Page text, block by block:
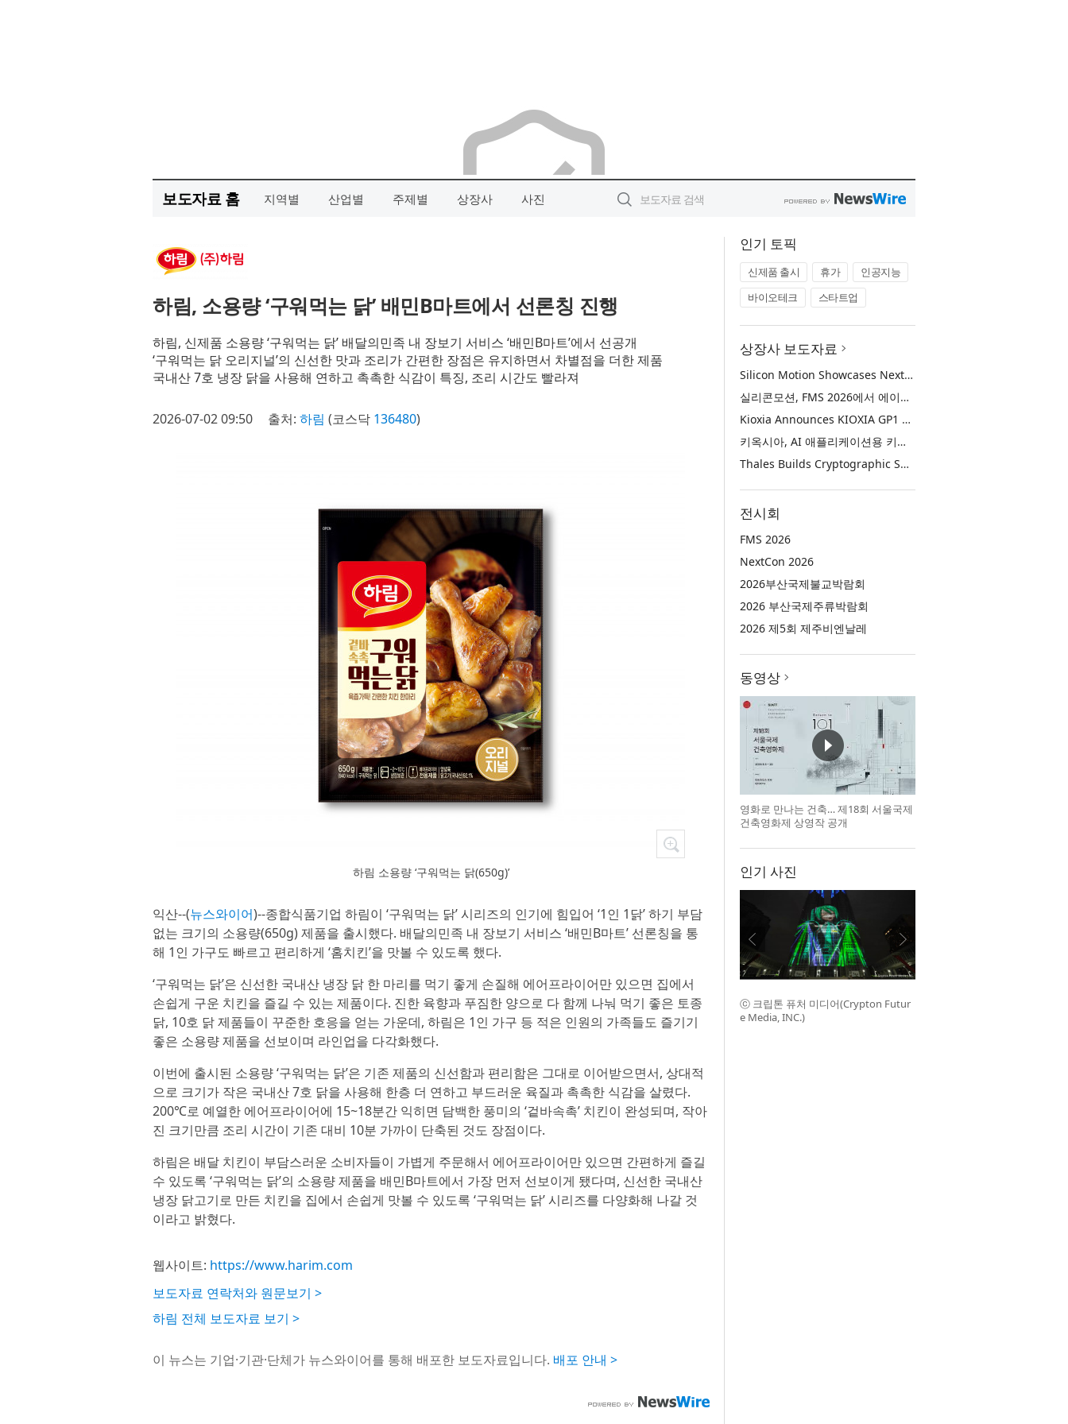
보도자료 홈 지역별 산업별 주제별 상장사 사진
하림, 소용량 ‘구워먹는 닭’ 배민B마트에서 선론칭 진행
하림, 신제품 소용량 ‘구워먹는 닭’ 배달의민족 내 장보기 서비스 ‘배민B마트’에서 선공개
‘구워먹는 닭 오리지널’의 신선한 맛과 조리가 간편한 장점은 유지하면서 차별점을 더한 제품
국내산 7호 냉장 닭을 사용해 연하고 촉촉한 식감이 특징, 조리 시간도 빨라져
2026-07-02 09:50 출처: 하림 (코스닥 136480)
하림 소용량 ‘구워먹는 닭(650g)’
익산--(뉴스와이어)--종합식품기업 하림이 ‘구워먹는 닭’ 시리즈의 인기에 힘입어 ‘1인 1닭’ 하기 부담
없는 크기의 소용량(650g) 제품을 출시했다. 배달의민족 내 장보기 서비스 ‘배민B마트’ 선론칭을 통
해 1인 가구도 빠르고 편리하게 ‘홈치킨’을 맛볼 수 있도록 했다.
‘구워먹는 닭’은 신선한 국내산 냉장 닭 한 마리를 먹기 좋게 손질해 에어프라이어만 있으면 집에서
손쉽게 구운 치킨을 즐길 수 있는 제품이다. 진한 육향과 푸짐한 양으로 다 함께 나눠 먹기 좋은 토종
닭, 10호 닭 제품들이 꾸준한 호응을 얻는 가운데, 하림은 1인 가구 등 적은 인원의 가족들도 즐기기
좋은 소용량 제품을 선보이며 라인업을 다각화했다.
이번에 출시된 소용량 ‘구워먹는 닭’은 기존 제품의 신선함과 편리함은 그대로 이어받으면서, 상대적
으로 크기가 작은 국내산 7호 닭을 사용해 한층 더 연하고 부드러운 육질과 촉촉한 식감을 살렸다.
200℃로 예열한 에어프라이어에 15~18분간 익히면 담백한 풍미의 ‘겉바속촉’ 치킨이 완성되며, 작아
진 크기만큼 조리 시간이 기존 대비 10분 가까이 단축된 것도 장점이다.
하림은 배달 치킨이 부담스러운 소비자들이 가볍게 주문해서 에어프라이어만 있으면 간편하게 즐길
수 있도록 ‘구워먹는 닭’의 소용량 제품을 배민B마트에서 가장 먼저 선보이게 됐다며, 신선한 국내산
냉장 닭고기로 만든 치킨을 집에서 손쉽게 맛볼 수 있도록 ‘구워먹는 닭’ 시리즈를 다양화해 나갈 것
이라고 밝혔다.
웹사이트: https://www.harim.com
보도자료 연락처와 원문보기 >
하림 전체 보도자료 보기 >
이 뉴스는 기업·기관·단체가 뉴스와이어를 통해 배포한 보도자료입니다. 배포 안내 >
인기 토픽
신제품 출시 휴가
인공지능
바이오테크
스타트업
상장사 보도자료
Silicon Motion Showcases Next-Generation Storage Solutions for Agentic AI Applications at FMS 2026
실리콘모션, FMS 2026에서 에이전틱 AI에 활용하기 위한 차세대 스토리지 솔루션 공개
Kioxia Announces KIOXIA GP1 Series Super High IOPS SSDs for AI Applications
키옥시아, AI 애플리케이션용 키옥시아 GP1 시리즈 슈퍼 하이 IOPS SSD 발표
Thales Builds Cryptographic Security for the Age of AI and Post-Quantum Computing
전시회
FMS 2026
NextCon 2026
2026부산국제불교박람회
2026 부산국제주류박람회
2026 제5회 제주비엔날레
동영상
영화로 만나는 건축… 제18회 서울국제
건축영화제 상영작 공개
인기 사진
ⓒ 크립톤 퓨처 미디어(Crypton Futur
e Media, INC.)